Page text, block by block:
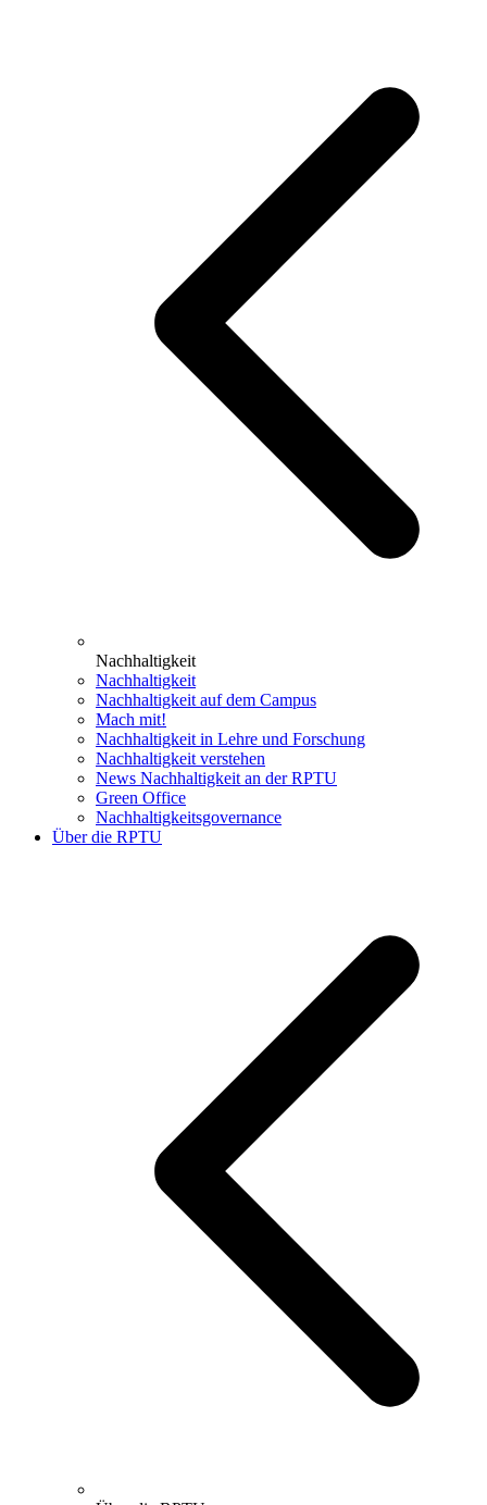
Nachhaltigkeit
Nachhaltigkeit
Nachhaltigkeit auf dem Campus
Mach mit!
Nachhaltigkeit in Lehre und Forschung
Nachhaltigkeit verstehen
News Nachhaltigkeit an der RPTU
Green Office
Nachhaltigkeitsgovernance
Über die RPTU